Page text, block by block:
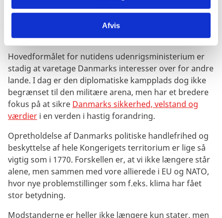
Afvis
en tid præget af territoriale stridigheder, militære
trusler fra Danmarks nabolande og omskiftelige
alliancer for at forsvare Danmarks interesser.
Hovedformålet for nutidens udenrigsministerium er
stadig at varetage Danmarks interesser over for andre
lande. I dag er den diplomatiske kampplads dog ikke
begrænset til den militære arena, men har et bredere
fokus på at sikre Danmarks sikkerhed, velstand og
værdier i en verden i hastig forandring.
Opretholdelse af Danmarks politiske handlefrihed og
beskyttelse af hele Kongerigets territorium er lige så
vigtig som i 1770. Forskellen er, at vi ikke længere står
alene, men sammen med vore allierede i EU og NATO,
hvor nye problemstillinger som f.eks. klima har fået
stor betydning.
Modstanderne er heller ikke længere kun stater, men